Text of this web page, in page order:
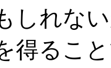
しれな
得るこ